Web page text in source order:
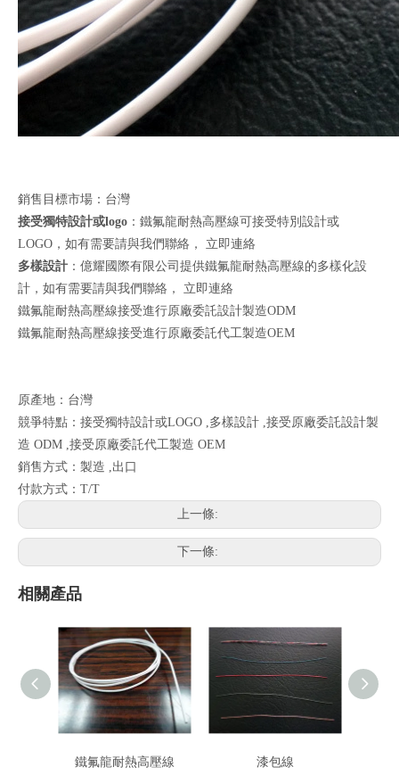
銷售目標市場：台灣
接受獨特設計或logo ：鐵氟龍耐熱高壓線可接受特別設計或
LOGO，如有需要請與我們聯絡， 立即連絡
多樣設計 ：億耀國際有限公司提供鐵氟龍耐熱高壓線的多樣化設
計，如有需要請與我們聯絡， 立即連絡
鐵氟龍耐熱高壓線接受進行原廠委託設計製造ODM
鐵氟龍耐熱高壓線接受進行原廠委託代工製造OEM
原產地：台灣
競爭特點：接受獨特設計或LOGO ,多樣設計 ,接受原廠委託設計製
造 ODM ,接受原廠委託代工製造 OEM
銷售方式：製造 ,出口
付款方式：T/T
上一條:
下一條:
相關產品
鐵氟龍耐熱高壓線 漆包線